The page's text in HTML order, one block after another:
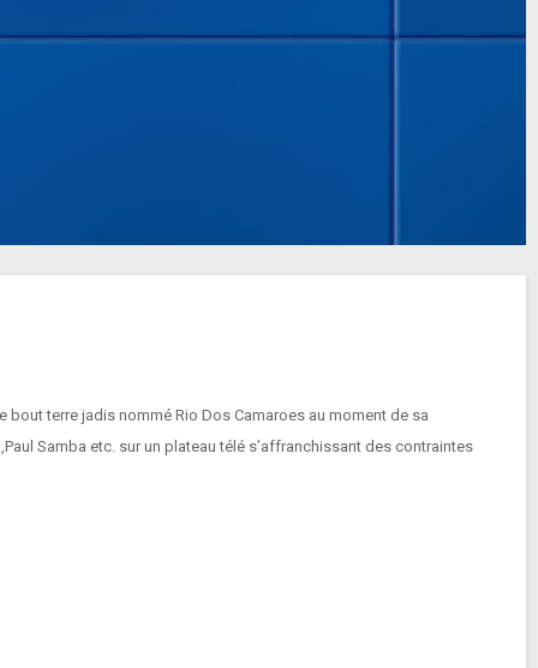
bout terre jadis nommé Rio Dos Camaroes au moment de sa
Samba etc. sur un plateau télé s’affranchissant des contraintes